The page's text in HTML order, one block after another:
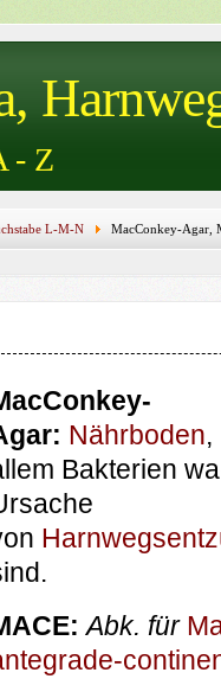
- Z
L-M-N
MacConkey-Agar,
MAINZ-Augmentation, MAINZ-
Nährboden,
Bakterien
Abk. für